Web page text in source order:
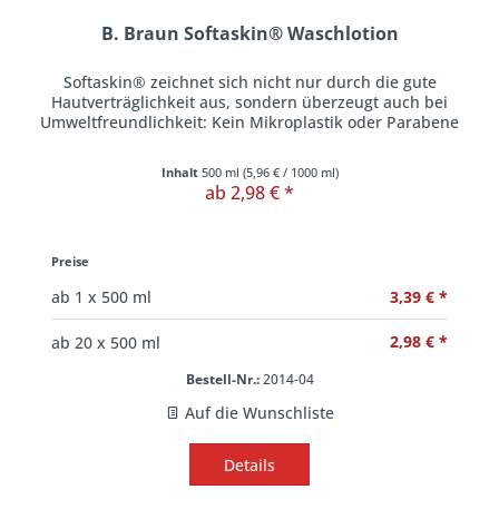
B. Braun Softaskin® Waschlotion
Softaskin® zeichnet sich nicht nur durch die gute
Hautverträglichkeit aus, sondern überzeugt auch bei
Umweltfreundlichkeit: Kein Mikroplastik oder Parabene
Inhalt 500 ml (5,96 €/ 1000 ml)
ab 2,98 € *
Preise
ab 1x 500 ml 3,39 € *
ab 20x 500 ml 2,98 € *
Bestell-Nr.:2014-04
Auf die Wunschliste
Details